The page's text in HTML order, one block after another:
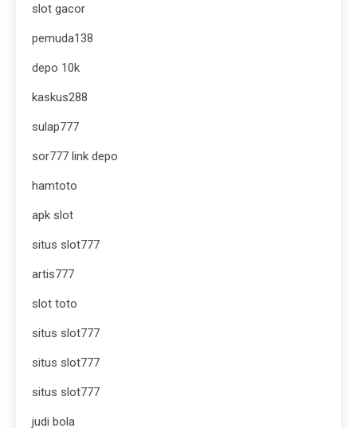
slot gacor
pemuda138
depo 10k
kaskus288
sulap777
sor777 link depo
hamtoto
apk slot
situs slot777
artis777
slot toto
situs slot777
situs slot777
situs slot777
judi bola